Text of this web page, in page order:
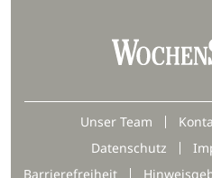
Unser Team
Datenschutz
Barrierefreiheit